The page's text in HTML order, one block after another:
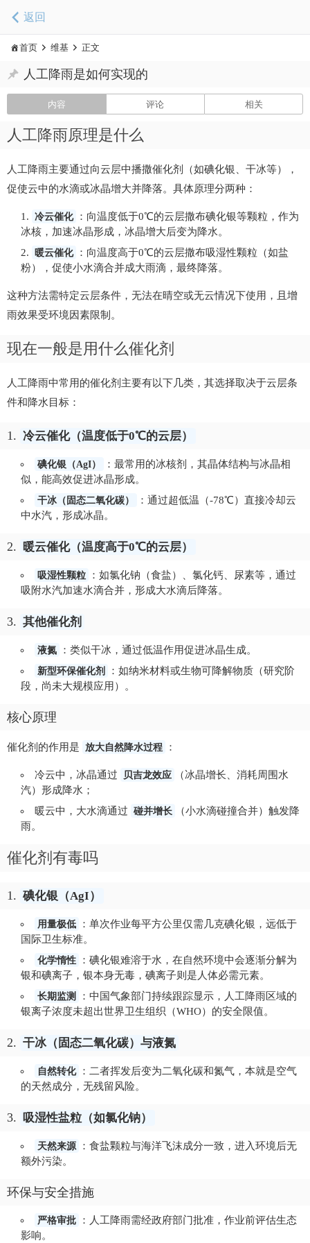
返回
首页 维基 正文
人工降雨是如何实现的
内容 评论 相关
人工降雨原理是什么
人工降雨主要通过向云层中播撒催化剂（如碘化银、干冰等），
促使云中的水滴或冰晶增大并降落。具体原理分两种：
冷云催化
：向温度低于0℃的云层撒布碘化银等颗粒，作为
冰核，加速冰晶形成，冰晶增大后变为降水。
暖云催化
：向温度高于0℃的云层撒布吸湿性颗粒（如盐
粉），促使小水滴合并成大雨滴，最终降落。
这种方法需特定云层条件，无法在晴空或无云情况下使用，且增
雨效果受环境因素限制。
现在一般是用什么催化剂
人工降雨中常用的催化剂主要有以下几类，其选择取决于云层条
件和降水目标：
1. 冷云催化（温度低于0℃的云层）
碘化银（AgI）
：最常用的冰核剂，其晶体结构与冰晶相
似，能高效促进冰晶形成。
干冰（固态二氧化碳）
：通过超低温（-78℃）直接冷却云
中水汽，形成冰晶。
2. 暖云催化（温度高于0℃的云层）
吸湿性颗粒
：如氯化钠（食盐）、氯化钙、尿素等，通过
吸附水汽加速水滴合并，形成大水滴后降落。
3. 其他催化剂
液氮
：类似干冰，通过低温作用促进冰晶生成。
新型环保催化剂
：如纳米材料或生物可降解物质（研究阶
段，尚未大规模应用）。
核心原理
催化剂的作用是 放大自然降水过程 ：
冷云中，冰晶通过 贝吉龙效应
（冰晶增长、消耗周围水
汽）形成降水；
暖云中，大水滴通过 碰并增长
（小水滴碰撞合并）触发降
雨。
催化剂有毒吗
1. 碘化银（AgI）
用量极低
：单次作业每平方公里仅需几克碘化银，远低于
国际卫生标准。
化学惰性
：碘化银难溶于水，在自然环境中会逐渐分解为
银和碘离子，银本身无毒，碘离子则是人体必需元素。
长期监测
：中国气象部门持续跟踪显示，人工降雨区域的
银离子浓度未超出世界卫生组织（WHO）的安全限值。
2. 干冰（固态二氧化碳）与液氮
自然转化
：二者挥发后变为二氧化碳和氮气，本就是空气
的天然成分，无残留风险。
3. 吸湿性盐粒（如氯化钠）
天然来源
：食盐颗粒与海洋飞沫成分一致，进入环境后无
额外污染。
环保与安全措施
严格审批
：人工降雨需经政府部门批准，作业前评估生态
影响。